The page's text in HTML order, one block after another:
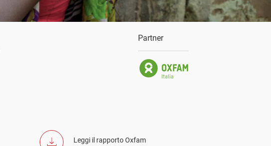
Partner
Leggi il rapporto Oxfam